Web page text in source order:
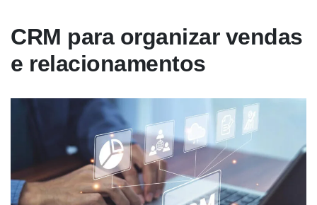
CRM para organizar vendas
e relacionamentos